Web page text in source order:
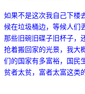
如果不是这次我自己下楼
候在垃圾桶边，等候人们
那些旧碗旧碟子旧杯子，
抢着搬回家的光景，我大
们的国家有多富裕，国民
贫者太贫，富者太富这类